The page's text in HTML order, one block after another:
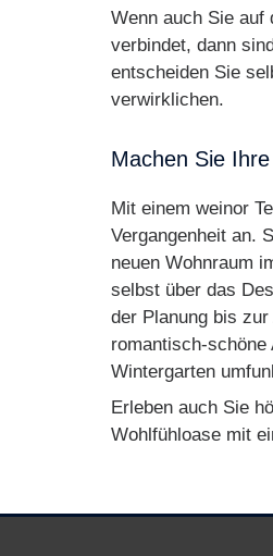
Wenn auch Sie auf
verbindet, dann
entscheiden Sie
verwirklichen.
Machen Sie
Mit einem weinor
Vergangenheit an.
neuen Wohnraum
selbst über das
der Planung bis
romantisch-
Wintergarten
Erleben auch Sie
Wohlfühloase mit